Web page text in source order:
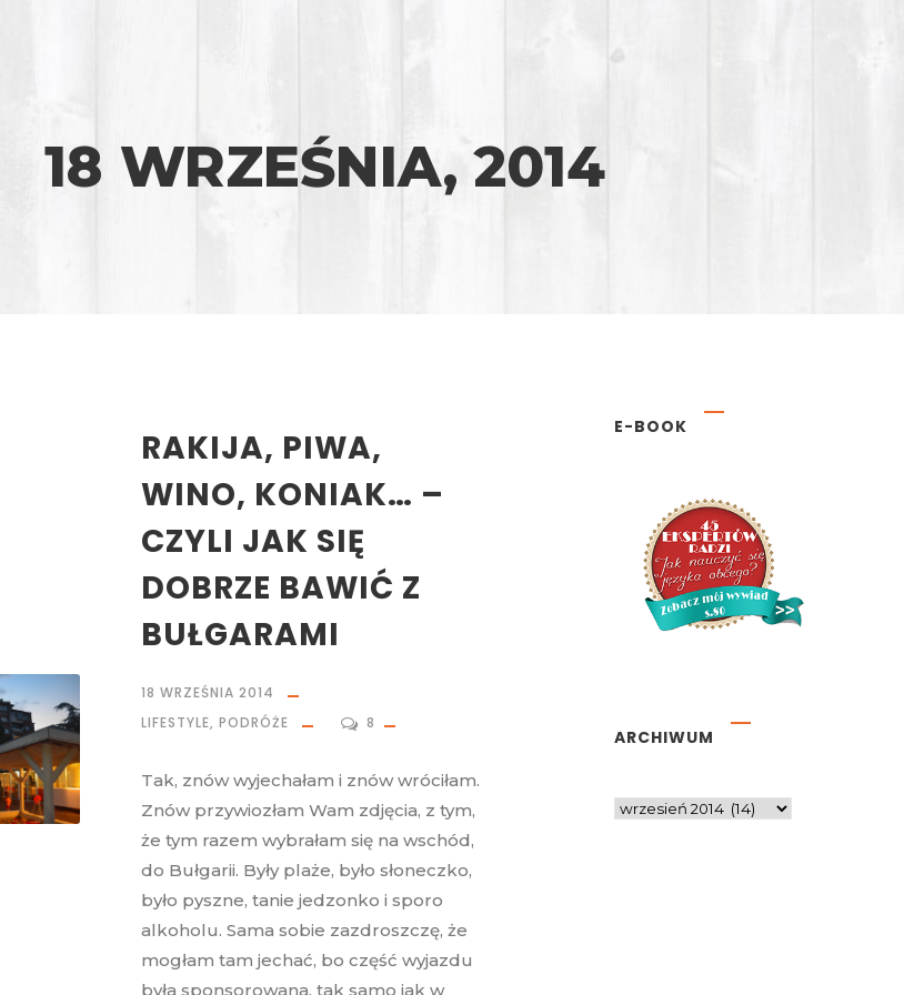
18 WRZEŚNIA, 2014
RAKIJA, PIWA,
WINO, KONIAK… –
CZYLI JAK SIĘ
DOBRZE BAWIĆ Z
BUŁGARAMI
18 WRZEŚNIA 2014
LIFESTYLE, PODRÓŻE 8
Tak, znów wyjechałam i znów wróciłam.
Znów przywiozłam Wam zdjęcia, z tym,
że tym razem wybrałam się na wschód,
do Bułgarii. Były plaże, było słoneczko,
było pyszne, tanie jedzonko i sporo
alkoholu. Sama sobie zazdroszczę, że
mogłam tam jechać, bo część wyjazdu
była sponsorowana, tak samo jak w
E-BOOK
ARCHIWUM